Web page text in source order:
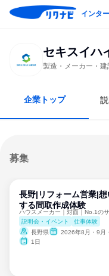
インタ
セキスイ
製造・メーカー・
企業トップ
募集
長野|リフォーム営業|想
する間取作成体験
説明会・イベント
仕事体験
長野県
2026年8月・9月・10
1日